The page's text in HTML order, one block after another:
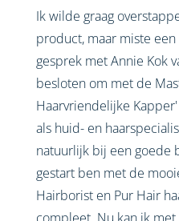
Ik wilde graag
product, maar miste
gesprek met Annie Kok
besloten om met de
Haarvriendelijke
als huid- en
natuurlijk bij een goede
gestart ben met de
Hairborist en Pur Hair